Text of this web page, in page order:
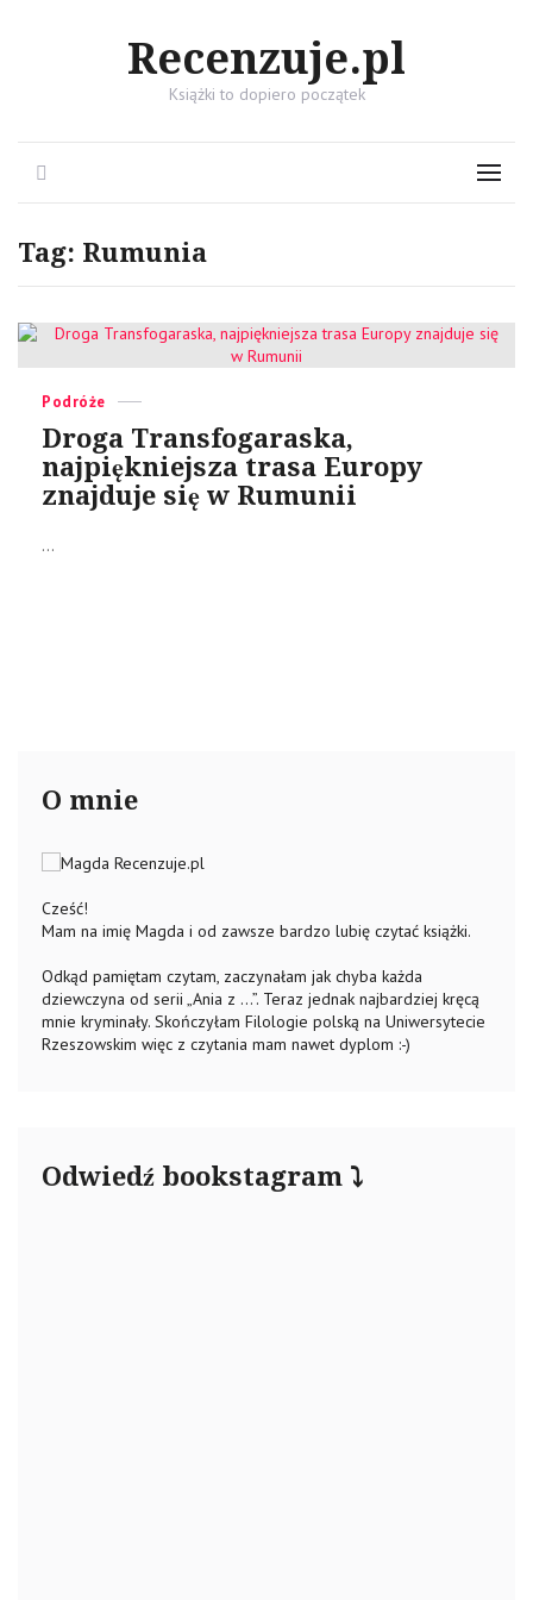
Recenzuje.pl
Książki to dopiero początek
Menu
Tag: Rumunia
Categories
Podróże
Droga Transfogaraska,
najpiękniejsza trasa Europy
znajduje się w Rumunii
...
O mnie
Cześć!
Mam na imię Magda i od zawsze bardzo lubię czytać książki.
Odkąd pamiętam czytam, zaczynałam jak chyba każda
dziewczyna od serii „Ania z …”. Teraz jednak najbardziej kręcą
mnie kryminały. Skończyłam Filologie polską na Uniwersytecie
Rzeszowskim więc z czytania mam nawet dyplom :-)
Odwiedź bookstagram ⤵